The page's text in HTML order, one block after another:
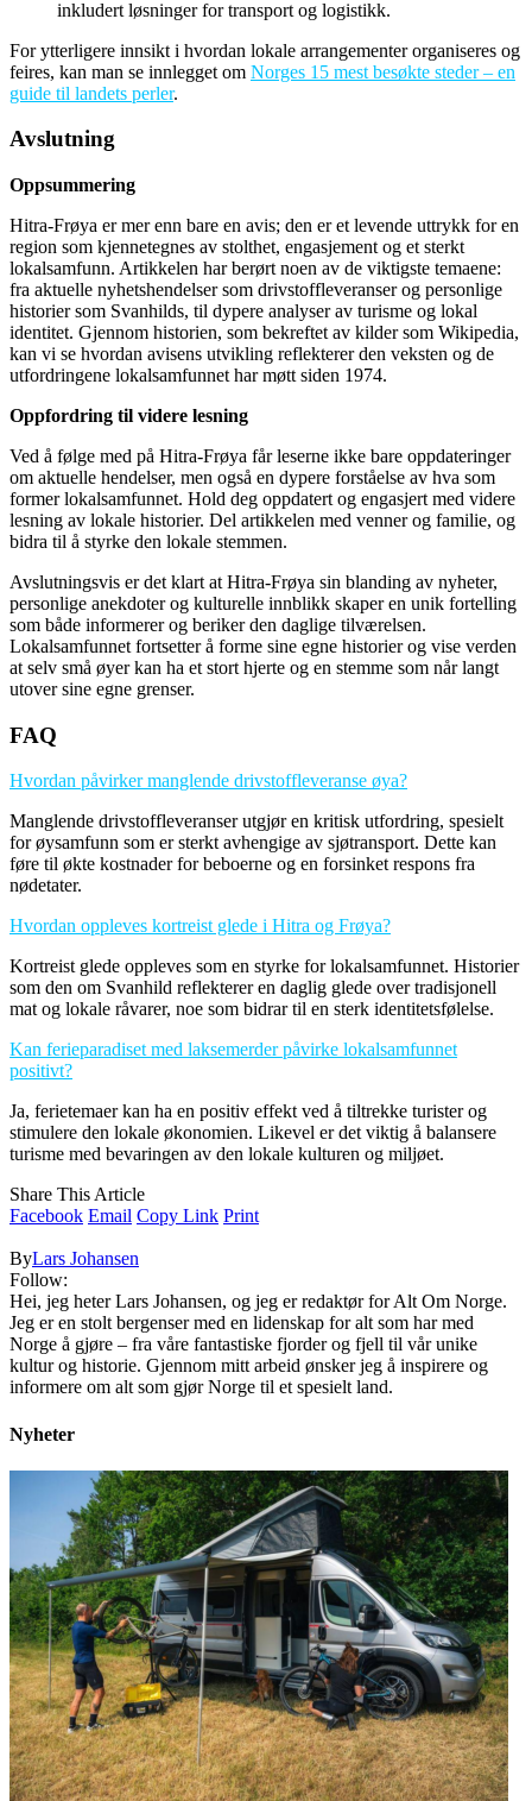
inkludert løsninger for transport og logistikk.
For ytterligere innsikt i hvordan lokale arrangementer organiseres og
feires, kan man se innlegget om Norges 15 mest besøkte steder – en
guide til landets perler.
Avslutning
Oppsummering
Hitra-Frøya er mer enn bare en avis; den er et levende uttrykk for en
region som kjennetegnes av stolthet, engasjement og et sterkt
lokalsamfunn. Artikkelen har berørt noen av de viktigste temaene:
fra aktuelle nyhetshendelser som drivstoffleveranser og personlige
historier som Svanhilds, til dypere analyser av turisme og lokal
identitet. Gjennom historien, som bekreftet av kilder som Wikipedia,
kan vi se hvordan avisens utvikling reflekterer den veksten og de
utfordringene lokalsamfunnet har møtt siden 1974.
Oppfordring til videre lesning
Ved å følge med på Hitra-Frøya får leserne ikke bare oppdateringer
om aktuelle hendelser, men også en dypere forståelse av hva som
former lokalsamfunnet. Hold deg oppdatert og engasjert med videre
lesning av lokale historier. Del artikkelen med venner og familie, og
bidra til å styrke den lokale stemmen.
Avslutningsvis er det klart at Hitra-Frøya sin blanding av nyheter,
personlige anekdoter og kulturelle innblikk skaper en unik fortelling
som både informerer og beriker den daglige tilværelsen.
Lokalsamfunnet fortsetter å forme sine egne historier og vise verden
at selv små øyer kan ha et stort hjerte og en stemme som når langt
utover sine egne grenser.
FAQ
Hvordan påvirker manglende drivstoffleveranse øya?
Manglende drivstoffleveranser utgjør en kritisk utfordring, spesielt
for øysamfunn som er sterkt avhengige av sjøtransport. Dette kan
føre til økte kostnader for beboerne og en forsinket respons fra
nødetater.
Hvordan oppleves kortreist glede i Hitra og Frøya?
Kortreist glede oppleves som en styrke for lokalsamfunnet. Historier
som den om Svanhild reflekterer en daglig glede over tradisjonell
mat og lokale råvarer, noe som bidrar til en sterk identitetsfølelse.
Kan ferieparadiset med laksemerder påvirke lokalsamfunnet
positivt?
Ja, ferietemaer kan ha en positiv effekt ved å tiltrekke turister og
stimulere den lokale økonomien. Likevel er det viktig å balansere
turisme med bevaringen av den lokale kulturen og miljøet.
Share This Article
Facebook Email Copy Link Print
ByLars Johansen
Follow:
Hei, jeg heter Lars Johansen, og jeg er redaktør for Alt Om Norge.
Jeg er en stolt bergenser med en lidenskap for alt som har med
Norge å gjøre – fra våre fantastiske fjorder og fjell til vår unike
kultur og historie. Gjennom mitt arbeid ønsker jeg å inspirere og
informere om alt som gjør Norge til et spesielt land.
Nyheter